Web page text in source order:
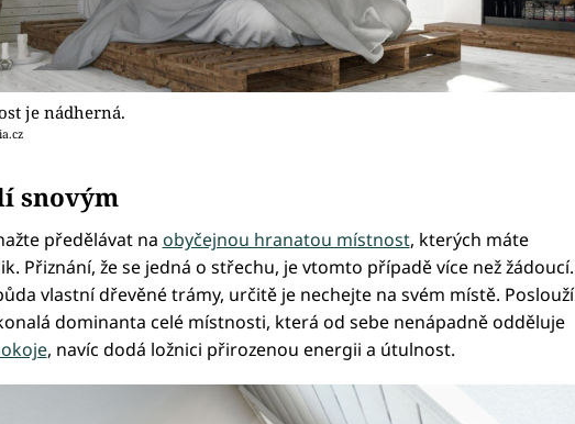
je nádherná.
snovým
předělávat na obyčejnou hranatou místnost, kterých máte
Přiznání, že se jedná o střechu, je vtomto případě více než žádoucí.
vlastní dřevěné trámy, určitě je nechejte na svém místě. Poslouží
dominanta celé místnosti, která od sebe nenápadně odděluje
, navíc dodá ložnici přirozenou energii a útulnost.